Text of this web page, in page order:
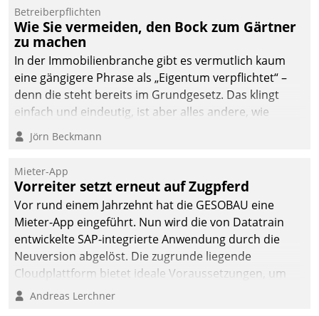
dafür ein Team
bestehend aus
Wohnungsunternehmen
und PropTech.
Betreiberpflichten
Wie Sie vermeiden, den Bock zum Gärtner
zu machen
In der Immobilienbranche gibt es vermutlich kaum
eine gängigere Phrase als „Eigentum verpflichtet“ –
denn die steht bereits im Grundgesetz. Das klingt
einfach und eindeutig, ist aber alles andere, wie
Branchenbeschäftigte wissen. Denn mit der
Verantwortung folgen Verpflichtungen.
Jörn Beckmann
Mieter-App
Vorreiter setzt erneut auf Zugpferd
Vor rund einem Jahrzehnt hat die GESOBAU eine
Mieter-App eingeführt. Nun wird die von Datatrain
entwickelte SAP-integrierte Anwendung durch die
Neuversion abgelöst. Die zugrunde liegende
Cloudplattform bietet ideale Voraussetzungen, um
die Funktionalität der App zu erweitern und weitere
Andreas Lerchner